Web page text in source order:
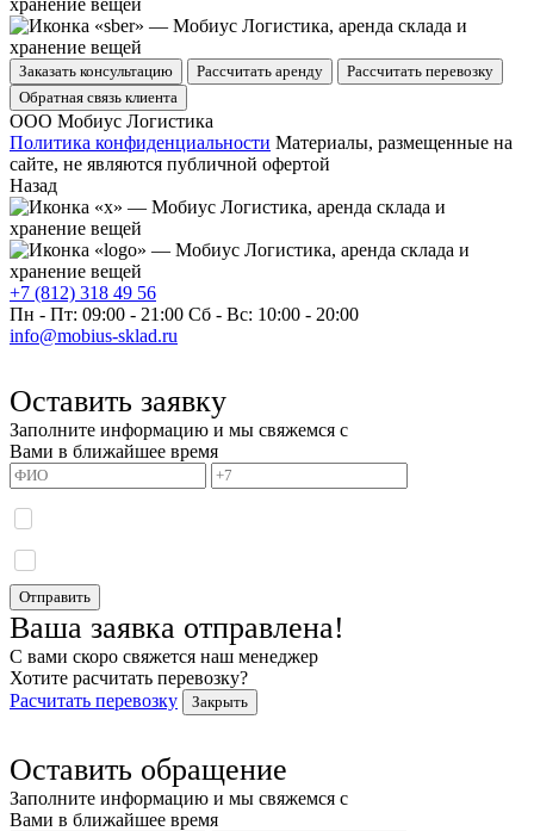
Заказать консультацию Рассчитать аренду
Рассчитать перевозку
Обратная связь клиента
ООО Мобиус Логистика
Политика конфиденциальности Материалы, размещенные на
сайте, не являются публичной офертой
Назад
+7 (812) 318 49 56
Пн - Пт: 09:00 - 21:00 Сб - Вс: 10:00 - 20:00
info@mobius-sklad.ru
Оставить заявку
Заполните информацию и мы свяжемся с
Вами в ближайшее время
Отправить
Ваша заявка отправлена!
С вами скоро свяжется наш менеджер
Хотите расчитать перевозку?
Расчитать перевозку
Закрыть
Оставить обращение
Заполните информацию и мы свяжемся с
Вами в ближайшее время